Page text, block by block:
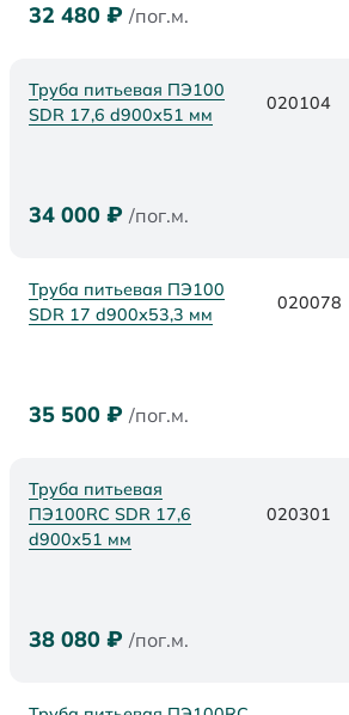
32 480 ₽ /пог.м.
Труба питьевая ПЭ100
SDR 17,6 d900х51 мм
020104
34 000 ₽ /пог.м.
Труба питьевая ПЭ100
SDR 17 d900х53,3 мм
020078
35 500 ₽ /пог.м.
Труба питьевая
ПЭ100RC SDR 17,6
d900х51 мм
020301
38 080 ₽ /пог.м.